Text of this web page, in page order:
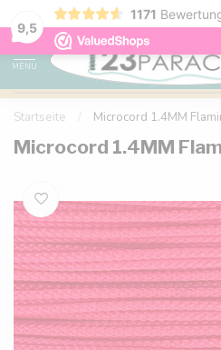
9,5
1171
Kostenlose Lieferung nach Hause
MENU
Startseite Microcord 1.4MM
Microcord 1.4MM